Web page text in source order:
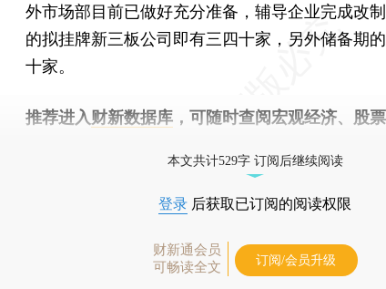
外市场部目前已做好充分准备，辅导企业完成改
的拟挂牌新三板公司即有三四十家，另外储备期
十家。
推荐进入财新数据库 ，可随时查阅宏观经济、股
本文共计529字 订阅后继续阅读
登录 后获取已订阅的阅读权限
财新通会员
可畅读全文
订阅/会员升级